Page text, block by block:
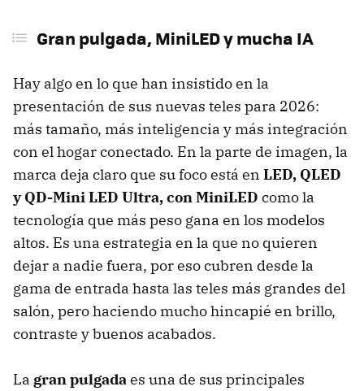
Gran pulgada, MiniLED y mucha IA
Hay algo en lo que han insistido en la
presentación de sus nuevas teles para 2026:
más tamaño, más inteligencia y más integración
con el hogar conectado. En la parte de imagen, la
marca deja claro que su foco está en LED, QLED
y QD-Mini LED Ultra, con MiniLED como la
tecnología que más peso gana en los modelos
altos. Es una estrategia en la que no quieren
dejar a nadie fuera, por eso cubren desde la
gama de entrada hasta las teles más grandes del
salón, pero haciendo mucho hincapié en brillo,
contraste y buenos acabados.
La gran pulgadaes una de sus principales